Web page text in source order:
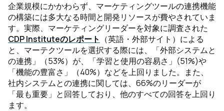
企業規模にかかわらず、マーケティングツールの連携機能
の構築には多大なる時間と開発リソースが費やされていま
す。実際、マーケティングリーダーを対象に調査された
CDP Instituteのレポート （英語・外部サイト）による
と、マーテクツールを選択する際には、「外部システムと
の連携」（53%）が、「学習と使用の容易さ」(51%)や
「機能の豊富さ」（40%）などを上回りました。また、
社内システムとの連携に関しては、66%のリーダーが
「最も重要」と回答しており、他のすべての回答を上回り
ます。